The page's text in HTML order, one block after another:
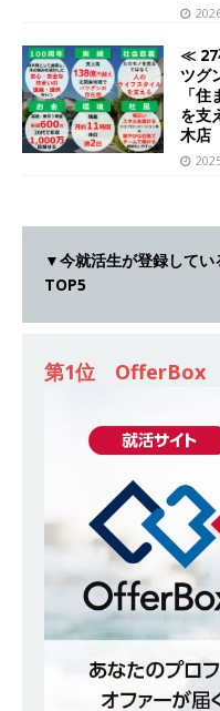
手優
｜ 初
の勤
企業
[ 2025
けら
めざ
推薦
谷勤務
を持
カー
ニング
み・
育会
[
し ≫
≪ 27
ツグ
「
を支
木店
▼今就活生が登録してい
TOP5 （
第1位 OfferBox